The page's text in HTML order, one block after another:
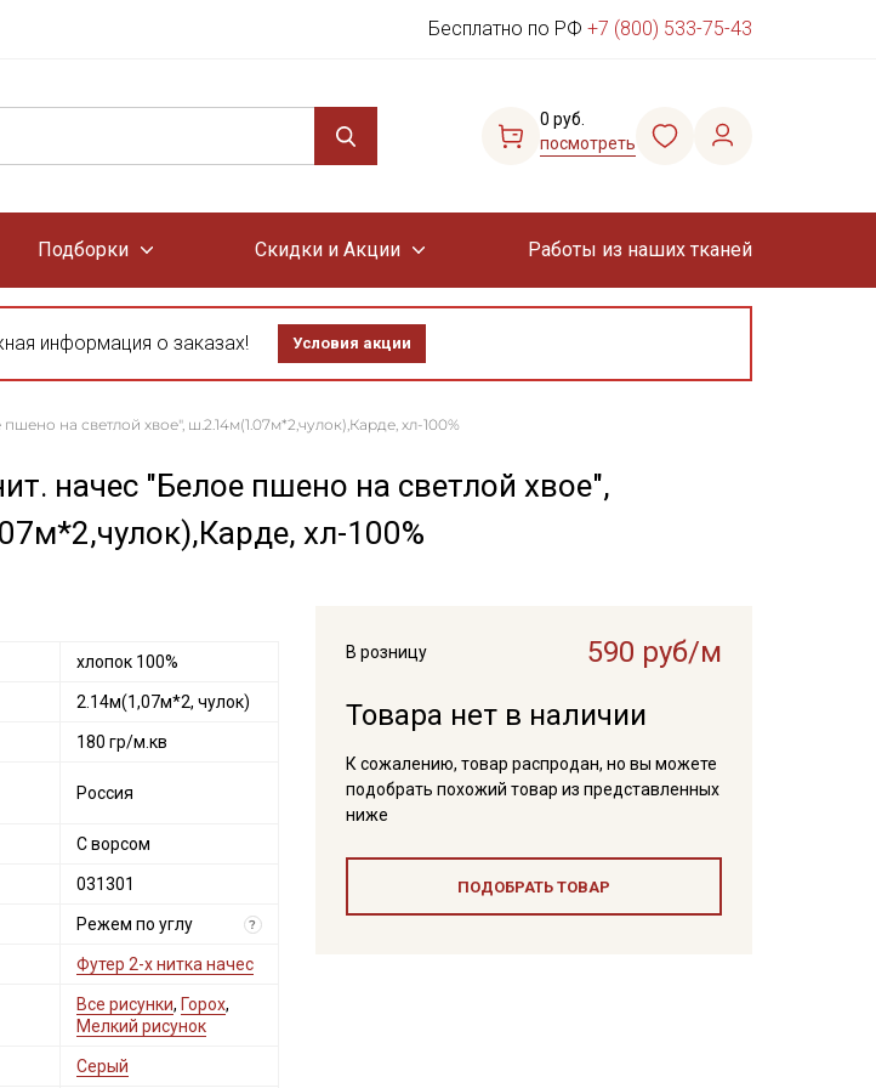
Бесплатно по РФ +7 (800) 533-75-43
0 руб.
посмотреть
Подборки Скидки и Акции Работы из наших тканей
информация о заказах! Условия акции
на светлой хвое", ш.2.14м(1.07м*2,чулок),Карде, хл-100%
начес "Белое пшено на светлой хвое",
хл-100%
В розницу
590 руб/м
Товара нет в наличии
К сожалению, товар распродан, но вы можете
подобрать похожий товар из представленных
ниже
ПОДОБРАТЬ ТОВАР
хлопок 100%
2.14м(1,07м*2, чулок)
180 гр/м.кв
Россия
С ворсом
031301
Режем по углу ?
Футер 2-х нитка начес
Все рисунки, Горох,
Мелкий рисунок
Серый